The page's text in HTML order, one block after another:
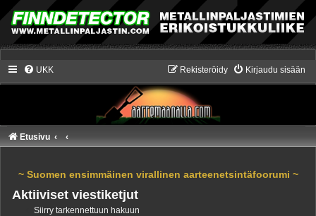
UKK Kirjaudu sisään
Rekisteröidy
Etusivu
~ Suomen ensimmäinen virallinen aarteenetsintäfoorumi ~
Aktiiviset viestiketjut
Siirry tarkennettuun hakuun